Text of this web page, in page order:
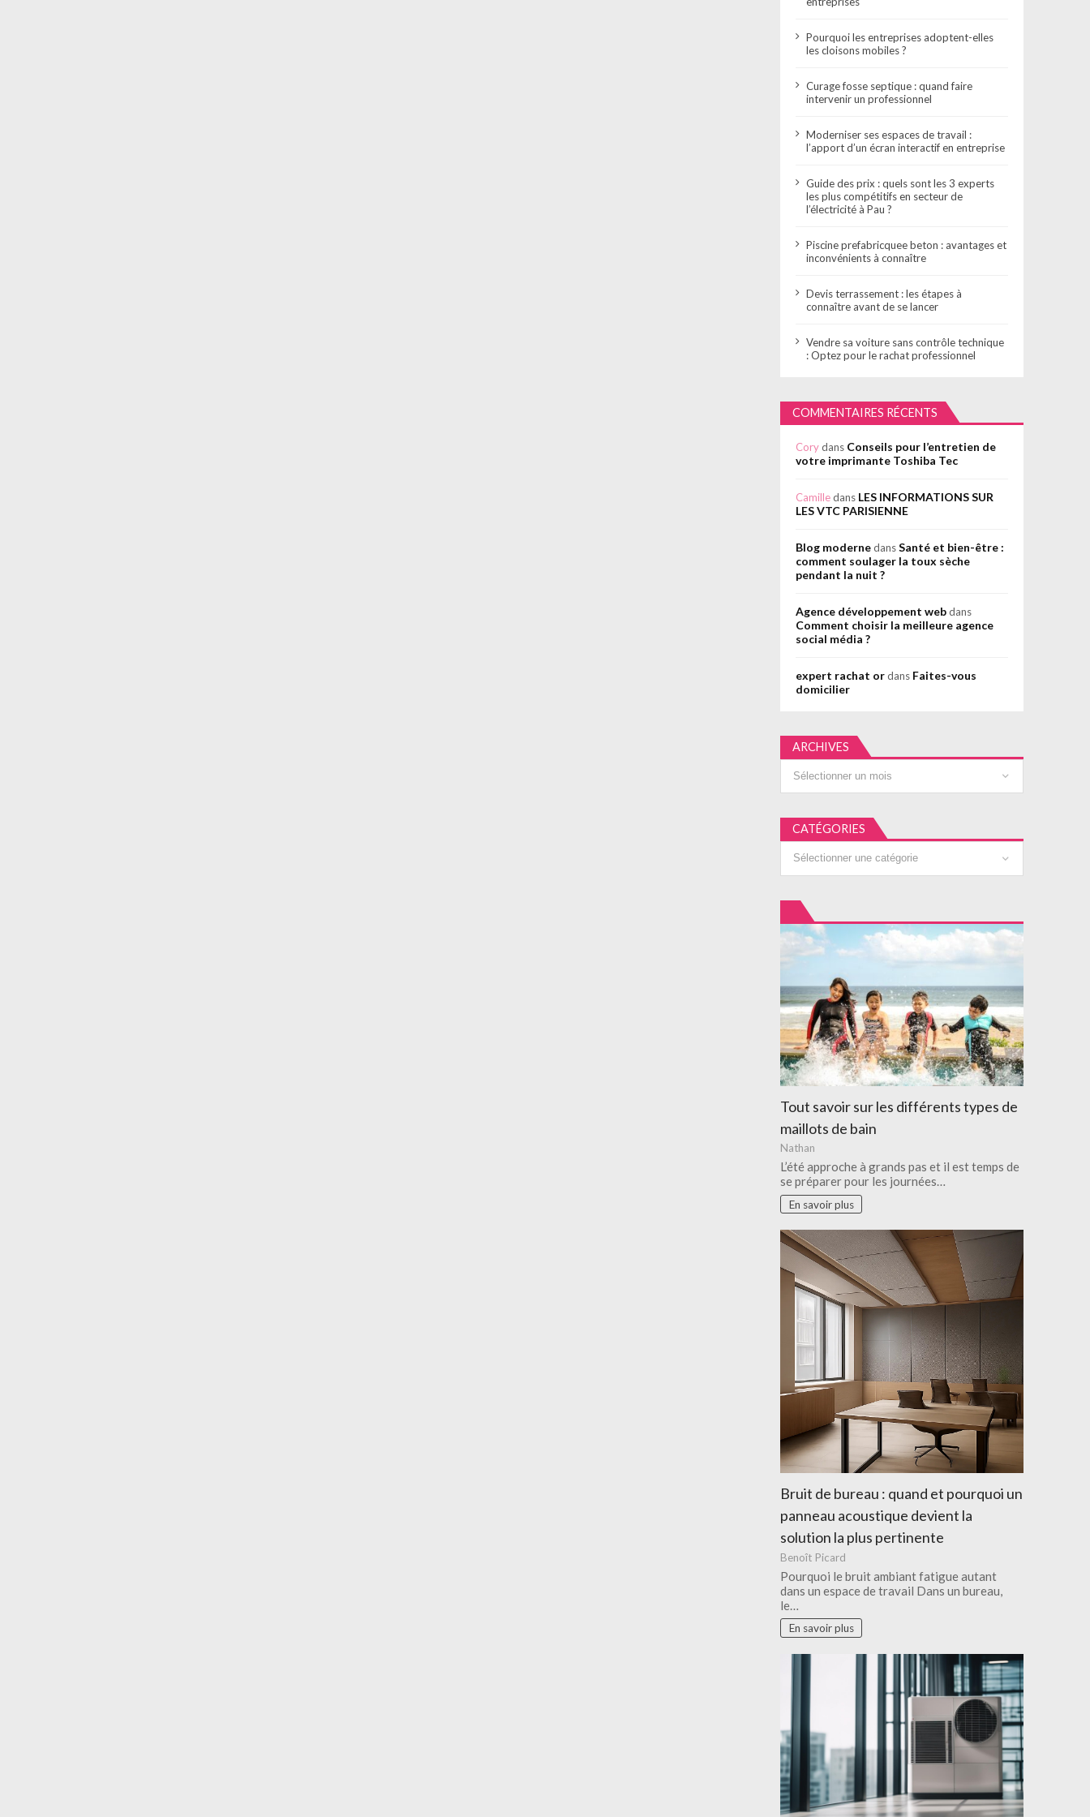
Pourquoi les entreprises adoptent-elles
les cloisons mobiles ?
Curage fosse septique : quand faire
intervenir un professionnel
Moderniser ses espaces de travail :
l’apport d’un écran interactif en entreprise
Guide des prix : quels sont les 3 experts
les plus compétitifs en secteur de
l’électricité à Pau ?
Piscine prefabricquee beton : avantages et
inconvénients à connaître
Devis terrassement : les étapes à
connaître avant de se lancer
Vendre sa voiture sans contrôle technique
: Optez pour le rachat professionnel
COMMENTAIRES RÉCENTS
Corydans Conseils pour l’entretien de
votre imprimante Toshiba Tec
Camilledans LES INFORMATIONS SUR
LES VTC PARISIENNE
Blog modernedansSanté et bien-être :
comment soulager la toux sèche
pendant la nuit ?
Agence développement webdans
Comment choisir la meilleure agence
social média ?
expert rachat ordans Faites-vous
domicilier
ARCHIVES
CATÉGORIES
Tout savoir sur les différents types de
maillots de bain
Nathan
L’été approche à grands pas et il est temps de
se préparer pour les journées…
En savoir plus
Bruit de bureau : quand et pourquoi un
panneau acoustique devient la
solution la plus pertinente
Benoît Picard
Pourquoi le bruit ambiant fatigue autant
dans un espace de travail Dans un bureau,
le…
En savoir plus